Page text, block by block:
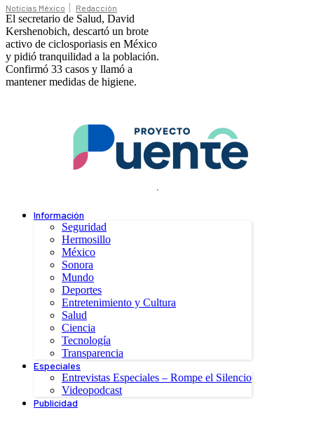
Noticias México Redacción
El secretario de Salud, David
Kershenobich, descartó un brote
activo de ciclosporiasis en México
y pidió tranquilidad a la población.
Confirmó 33 casos y llamó a
mantener medidas de higiene.
.
Información
Seguridad
Hermosillo
México
Sonora
Mundo
Deportes
Entretenimiento y Cultura
Salud
Ciencia
Tecnología
Transparencia
Especiales
Entrevistas Especiales – Rompe el Silencio
Videopodcast
Publicidad